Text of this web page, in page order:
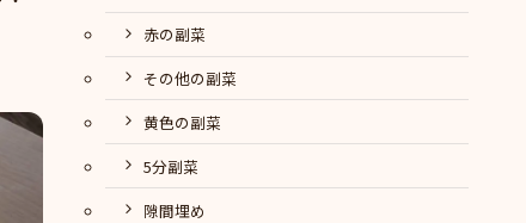
赤の副菜
その他の副菜
黄色の副菜
5分副菜
隙間埋め